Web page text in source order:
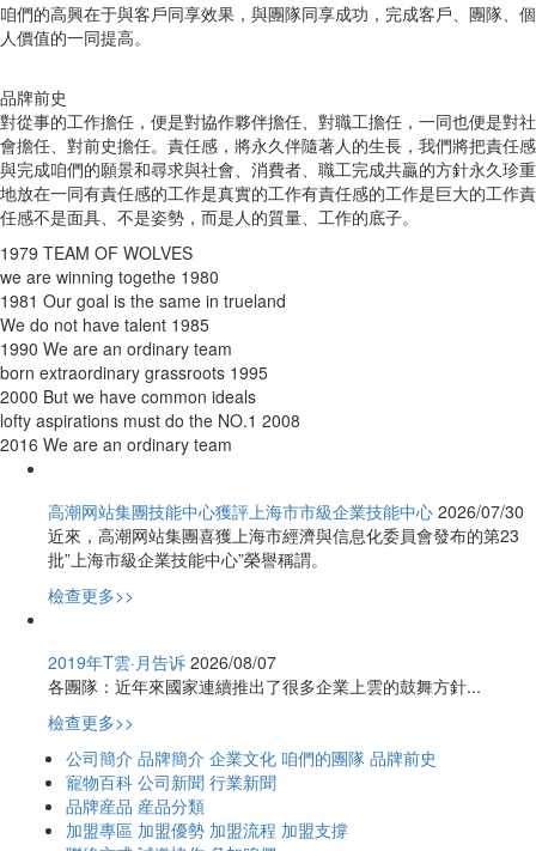
咱們的高興在于與客戶同享效果，與團隊同享成功，完成客戶、團隊、個
人價值的一同提高。
品牌前史
對從事的工作擔任，便是對協作夥伴擔任、對職工擔任，一同也便是對社
會擔任、對前史擔任。責任感，將永久伴隨著人的生長，我們將把責任感
與完成咱們的願景和尋求與社會、消費者、職工完成共贏的方針永久珍重
地放在一同有責任感的工作是真實的工作有責任感的工作是巨大的工作責
任感不是面具、不是姿勢，而是人的質量、工作的底子。
1979 TEAM OF WOLVES
we are winning togethe 1980
1981 Our goal is the same in trueland
We do not have talent 1985
1990 We are an ordinary team
born extraordinary grassroots 1995
2000 But we have common ideals
lofty aspirations must do the NO.1 2008
2016 We are an ordinary team
高潮网站集團技能中心獲評上海市市級企業技能中心 2026/07/30
近來，高潮网站集團喜獲上海市經濟與信息化委員會發布的第23
批”上海市級企業技能中心”榮譽稱謂。
檢查更多>>
2019年T雲·月告诉 2026/08/07
各團隊：近年來國家連續推出了很多企業上雲的鼓舞方針...
檢查更多>>
公司簡介 品牌簡介 企業文化 咱們的團隊 品牌前史
寵物百科 公司新聞 行業新聞
品牌産品 産品分類
加盟專區 加盟優勢 加盟流程 加盟支撐